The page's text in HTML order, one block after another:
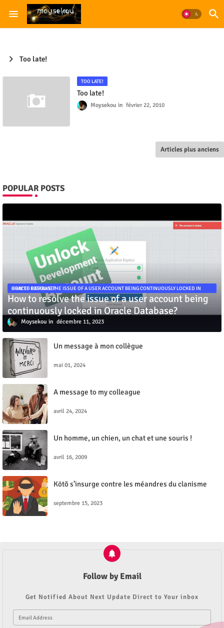
Too late!
TOO LATE!
Too late!
Moysekou février 22, 2010
Articles plus anciens
POPULAR POSTS
HOW TO RESOLVE THE ISSUE OF A USER ACCOUNT BEING CONTINUOUSLY LOCKED IN ORACLE DATABASE?
How to resolve the issue of a user account being
continuously locked in Oracle Database?
Moysekou décembre 11, 2023
Un message à mon collègue
mai 01, 2024
A message to my colleague
avril 24, 2024
Un homme, un chien, un chat et une souris !
avril 16, 2009
Kötõ s’insurge contre les méandres du clanisme
septembre 15, 2023
Follow by Email
Get Notified About Next Update Direct to Your inbox